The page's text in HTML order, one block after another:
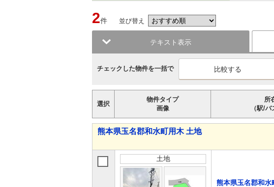
2件 並び替え
テキスト表示
チェックした物件を一括で
選択
物件タイプ
画像
所
（駅/バ
熊本県玉名郡和水町用木 土地
土地
熊本県玉名郡和水